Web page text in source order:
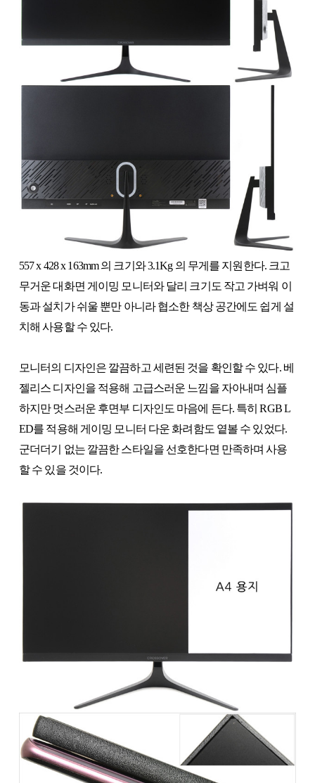
557 x 428 x 163mm 의 크기와 3.1Kg 의 무게를 지원한다. 크고
무거운 대화면 게이밍 모니터와 달리 크기도 작고 가벼워 이
동과 설치가 쉬울 뿐만 아니라 협소한 책상 공간에도 쉽게 설
치해 사용할 수 있다.
모니터의 디자인은 깔끔하고 세련된 것을 확인할 수 있다. 베
젤리스 디자인을 적용해 고급스러운 느낌을 자아내며 심플
하지만 멋스러운 후면부 디자인도 마음에 든다. 특히 RGB L
ED를 적용해 게이밍 모니터 다운 화려함도 옅볼 수 있었다.
군더더기 없는 깔끔한 스타일을 선호한다면 만족하며 사용
할 수 있을 것이다.